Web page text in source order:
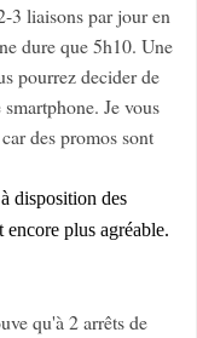
3 liaisons par jour en
dure que 5h10. Une
pourrez decider de
Je vous
des promos sont
disposition des
plus agréable.
qu'à 2 arrêts de